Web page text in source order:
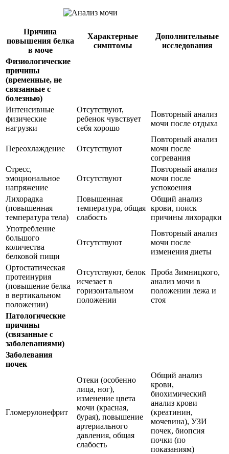
Причина
повышения белка
в моче
Характерные
симптомы
Дополнительные
исследования
Физиологические
причины
(временные, не
связанные с
болезнью)
Интенсивные
физические
нагрузки
Отсутствуют,
ребенок чувствует
себя хорошо
Повторный анализ
мочи после отдыха
Переохлаждение Отсутствуют
Повторный анализ
мочи после
согревания
Стресс,
эмоциональное
напряжение
Отсутствуют
Повторный анализ
мочи после
успокоения
Лихорадка
(повышенная
температура тела)
Повышенная
температура, общая
слабость
Общий анализ
крови, поиск
причины лихорадки
Употребление
большого
количества
белковой пищи
Отсутствуют
Повторный анализ
мочи после
изменения диеты
Ортостатическая
протеинурия
(повышение белка
в вертикальном
положении)
Отсутствуют, белок
исчезает в
горизонтальном
положении
Проба Зимницкого,
анализ мочи в
положении лежа и
стоя
Патологические
причины
(связанные с
заболеваниями)
Заболевания
почек
Гломерулонефрит
Отеки (особенно
лица, ног),
изменение цвета
мочи (красная,
бурая), повышение
артериального
давления, общая
слабость
Общий анализ
крови,
биохимический
анализ крови
(креатинин,
мочевина), УЗИ
почек, биопсия
почки (по
показаниям)